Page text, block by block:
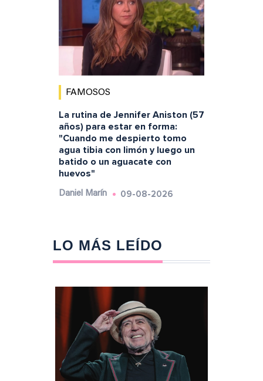
FAMOSOS
La rutina de Jennifer Aniston (57
años) para estar en forma:
"Cuando me despierto tomo
agua tibia con limón y luego un
batido o un aguacate con
huevos"
Daniel Marín 09-08-2026
LO MÁS LEÍDO